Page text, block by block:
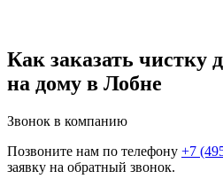
Как заказать чистку
на дому в Лобне
Звонок в компанию
Позвоните нам по телефону +7
заявку на обратный звонок.